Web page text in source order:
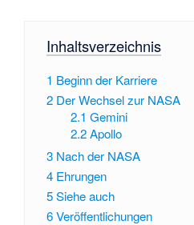
Inhaltsverzeichnis
1 Beginn der Karriere
2 Der Wechsel zur NASA
2.1 Gemini
2.2 Apollo
3 Nach der NASA
4 Ehrungen
5Siehe auch
6Veröffentlichungen